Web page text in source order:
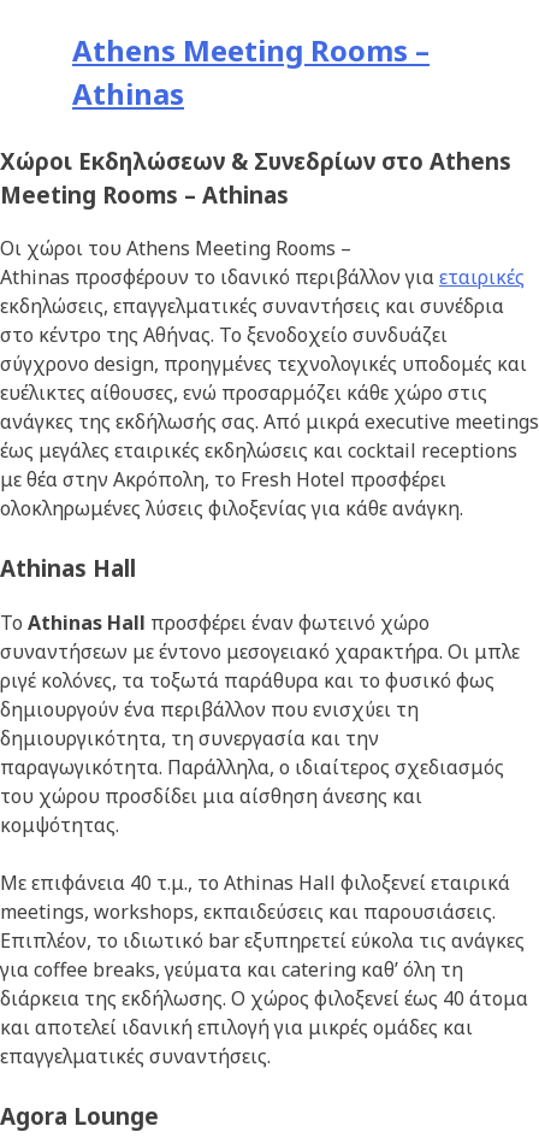
Athens Meeting Rooms –
Athinas
Χώροι Εκδηλώσεων & Συνεδρίων στο Athens
Meeting Rooms – Athinas
Οι χώροι του Athens Meeting Rooms –
Athinas προσφέρουν το ιδανικό περιβάλλον γιαεταιρικές
εκδηλώσεις, επαγγελματικές συναντήσεις και συνέδρια
στο κέντρο της Αθήνας. Το ξενοδοχείο συνδυάζει
σύγχρονο design, προηγμένες τεχνολογικές υποδομές και
ευέλικτες αίθουσες, ενώ προσαρμόζει κάθε χώρο στις
ανάγκες της εκδήλωσής σας. Από μικρά executive meetings
έως μεγάλες εταιρικές εκδηλώσεις και cocktail receptions
με θέα στην Ακρόπολη, το Fresh Hotel προσφέρει
ολοκληρωμένες λύσεις φιλοξενίας για κάθε ανάγκη.
Athinas Hall
Το Athinas Hall προσφέρει έναν φωτεινό χώρο
συναντήσεων με έντονο μεσογειακό χαρακτήρα. Οι μπλε
ριγέ κολόνες, τα τοξωτά παράθυρα και το φυσικό φως
δημιουργούν ένα περιβάλλον που ενισχύει τη
δημιουργικότητα, τη συνεργασία και την
παραγωγικότητα. Παράλληλα, ο ιδιαίτερος σχεδιασμός
του χώρου προσδίδει μια αίσθηση άνεσης και
κομψότητας.
Με επιφάνεια 40 τ.μ., το Athinas Hall φιλοξενεί εταιρικά
meetings, workshops, εκπαιδεύσεις και παρουσιάσεις.
Επιπλέον, το ιδιωτικό bar εξυπηρετεί εύκολα τις ανάγκες
για coffee breaks, γεύματα και catering καθ’ όλη τη
διάρκεια της εκδήλωσης. Ο χώρος φιλοξενεί έως 40 άτομα
και αποτελεί ιδανική επιλογή για μικρές ομάδες και
επαγγελματικές συναντήσεις.
Agora Lounge